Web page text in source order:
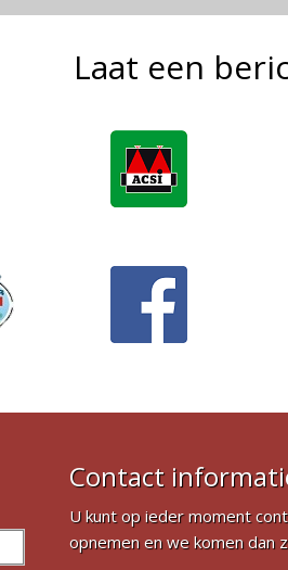
Laat een
Contact
U kunt op ieder moment
opnemen en we komen dan